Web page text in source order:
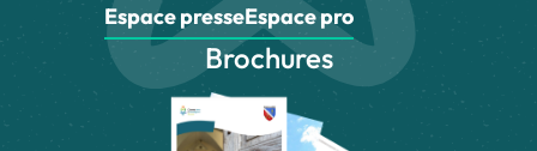
Espace presseEspace pro
Brochures